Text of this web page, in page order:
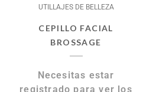
UTILLAJES DE BELLEZA
CEPILLO FACIAL
BROSSAGE
Necesitas estar
registrado para ver los